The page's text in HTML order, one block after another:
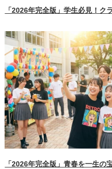
「2026年完全版」学生必見！
「2026年完全版」青春を一生